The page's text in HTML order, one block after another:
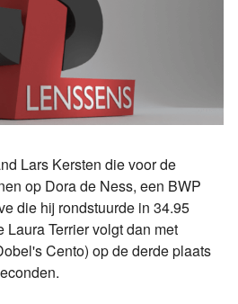
Lars Kersten die voor de
op Dora de Ness, een BWP
die hij rondstuurde in 34.95
Terrier volgt dan met
Cento) op de derde plaats